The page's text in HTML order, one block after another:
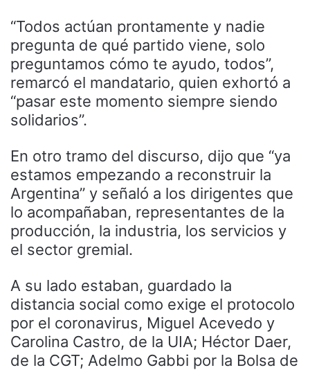
“Todos actúan prontamente y nadie
pregunta de qué partido viene, solo
preguntamos cómo te ayudo, todos”,
remarcó el mandatario, quien exhortó a
“pasar este momento siempre siendo
solidarios”.
En otro tramo del discurso, dijo que “ya
estamos empezando a reconstruir la
Argentina” y señaló a los dirigentes que
lo acompañaban, representantes de la
producción, la industria, los servicios y
el sector gremial.
A su lado estaban, guardado la
distancia social como exige el protocolo
por el coronavirus, Miguel Acevedo y
Carolina Castro, de la UIA; Héctor Daer,
de la CGT; Adelmo Gabbi por la Bolsa de